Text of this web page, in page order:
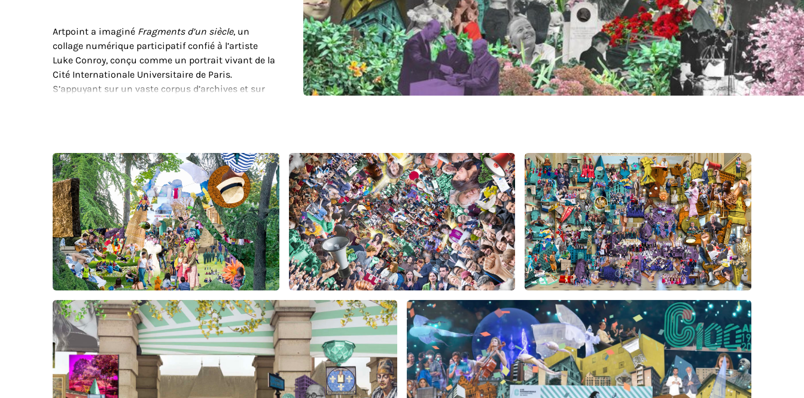
Artpoint a imaginé Fragments d’un siècle, un
collage numérique participatif confié à l’artiste
Luke Conroy, conçu comme un portrait vivant de la
Cité Internationale Universitaire de Paris.
S’appuyant sur un vaste corpus d’archives et sur
soirée de clôture, cette création collective incarne à
la fois l’héritage, les valeurs fondatrices et la
capacité de la Cité à se réinventer, affirmant son
rôle de carrefour international de cultures, de
savoirs et d’engagements.